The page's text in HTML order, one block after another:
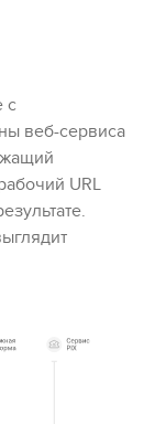
с
веб-сервиса
URL